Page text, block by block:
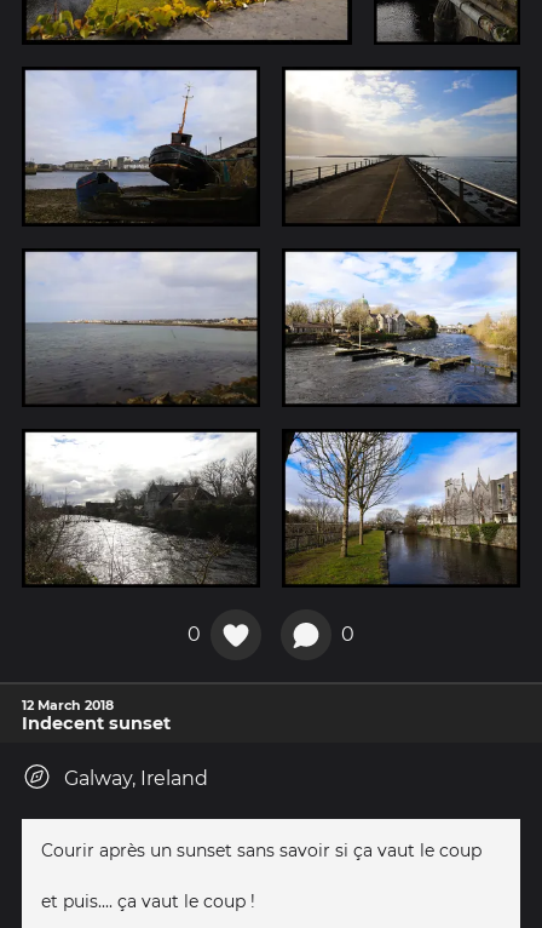
0 0
12 March 2018
Indecent sunset
Galway, Ireland
Courir après un sunset sans savoir si ça vaut le coup
et puis.... ça vaut le coup !